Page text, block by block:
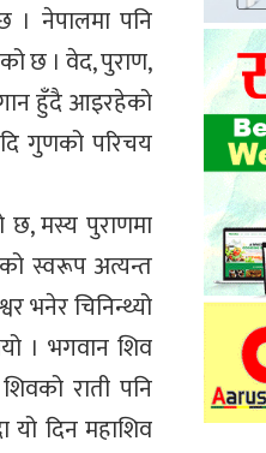
। नेपालमा पनि
छ । वेद, पुराण,
हुँदै आइरहेको
गुणको परिचय
मस्य पुराणमा
स्वरूप अत्यन्त
भनेर चिनिन्थ्यो
। भगवान शिव
राती पनि
यो दिन महाशिव